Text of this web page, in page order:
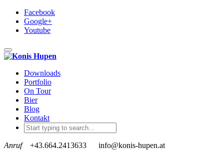
Facebook
Google+
Youtube
Toggle navigation
Downloads
Portfolio
On Tour
Bier
Blog
Kontakt
Anruf +43.664.2413633 info@konis-hupen.at